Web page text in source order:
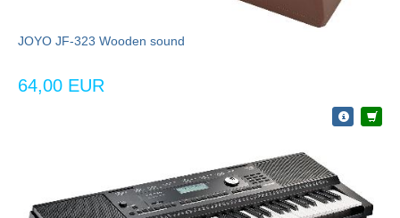
JOYO JF-323 Wooden sound
64,00 EUR